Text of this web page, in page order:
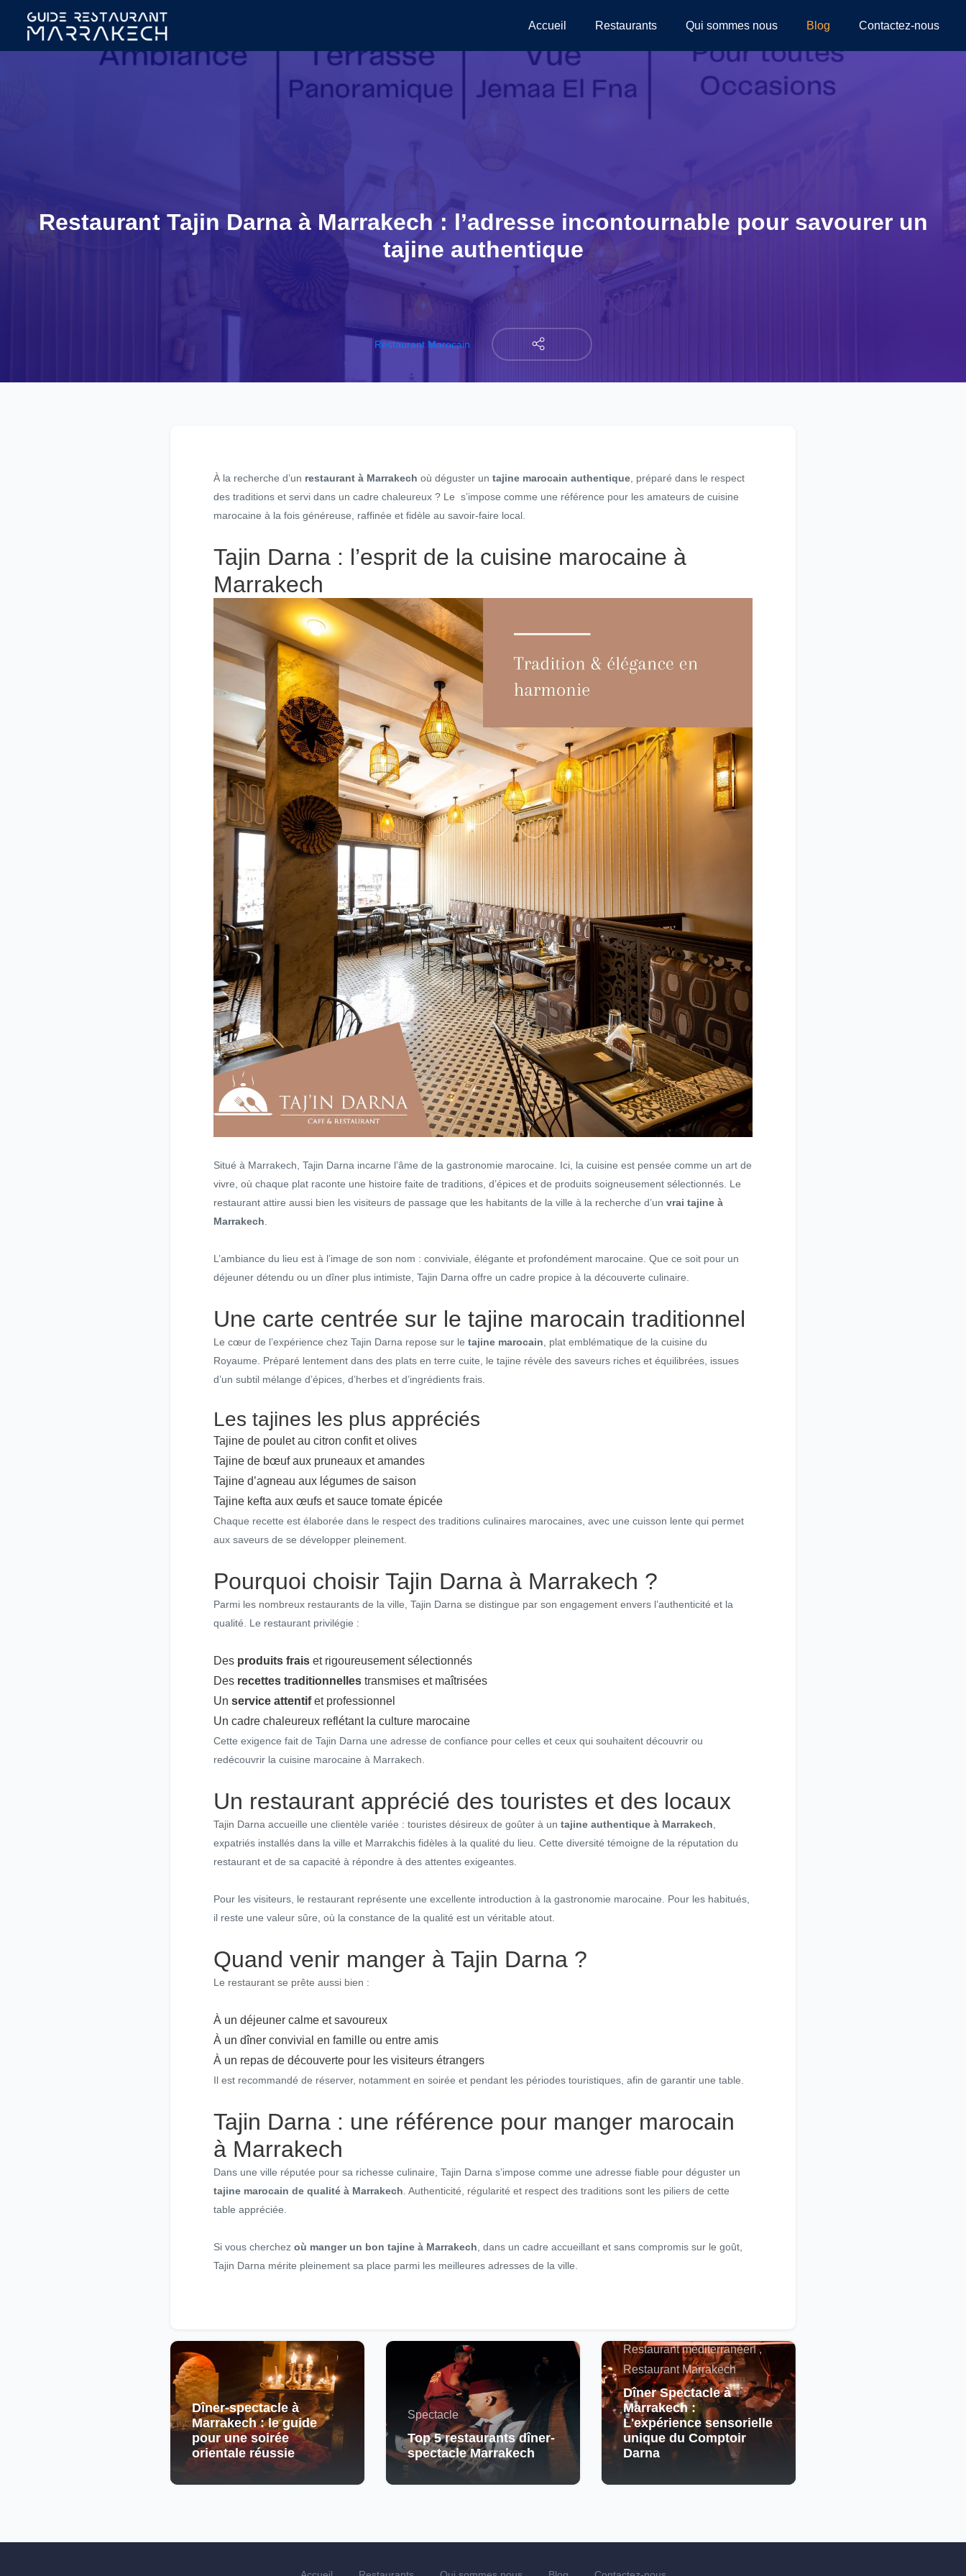
Accueil Restaurants Qui sommes nous Blog Contactez-nous
Restaurant Tajin Darna à Marrakech : l’adresse incontournable pour savourer un
tajine authentique
Restaurant Marocain
À la recherche d’un restaurant à Marrakech où déguster un tajine marocain authentique , préparé dans le respect
des traditions et servi dans un cadre chaleureux ? Le s’impose comme une référence pour les amateurs de cuisine
marocaine à la fois généreuse, raffinée et fidèle au savoir-faire local.
Tajin Darna : l’esprit de la cuisine marocaine à
Marrakech
Situé à Marrakech, Tajin Darna incarne l’âme de la gastronomie marocaine. Ici, la cuisine est pensée comme un art de
vivre, où chaque plat raconte une histoire faite de traditions, d’épices et de produits soigneusement sélectionnés. Le
restaurant attire aussi bien les visiteurs de passage que les habitants de la ville à la recherche d’un vrai tajine à
Marrakech
L’ambiance du lieu est à l’image de son nom : conviviale, élégante et profondément marocaine. Que ce soit pour un
déjeuner détendu ou un dîner plus intimiste, Tajin Darna offre un cadre propice à la découverte culinaire.
Une carte centrée sur le tajine marocain traditionnel
Le cœur de l’expérience chez Tajin Darna repose sur le tajine marocain , plat emblématique de la cuisine du
Royaume. Préparé lentement dans des plats en terre cuite, le tajine révèle des saveurs riches et équilibrées, issues
d’un subtil mélange d’épices, d’herbes et d’ingrédients frais.
Les tajines les plus appréciés
Tajine de poulet au citron confit et olives
Tajine de bœuf aux pruneaux et amandes
Tajine d’agneau aux légumes de saison
Tajine kefta aux œufs et sauce tomate épicée
Chaque recette est élaborée dans le respect des traditions culinaires marocaines, avec une cuisson lente qui permet
aux saveurs de se développer pleinement.
Pourquoi choisir Tajin Darna à Marrakech ?
Parmi les nombreux restaurants de la ville, Tajin Darna se distingue par son engagement envers l’authenticité et la
qualité. Le restaurant privilégie :
Des produits frais et rigoureusement sélectionnés
Des recettes traditionnelles transmises et maîtrisées
Un service attentifet professionnel
Un cadre chaleureux reflétant la culture marocaine
Cette exigence fait de Tajin Darna une adresse de confiance pour celles et ceux qui souhaitent découvrir ou
redécouvrir la cuisine marocaine à Marrakech.
Un restaurant apprécié des touristes et des locaux
Tajin Darna accueille une clientèle variée : touristes désireux de goûter à un tajine authentique à Marrakech
expatriés installés dans la ville et Marrakchis fidèles à la qualité du lieu. Cette diversité témoigne de la réputation du
restaurant et de sa capacité à répondre à des attentes exigeantes.
Pour les visiteurs, le restaurant représente une excellente introduction à la gastronomie marocaine. Pour les habitués,
il reste une valeur sûre, où la constance de la qualité est un véritable atout.
Quand venir manger à Tajin Darna ?
Le restaurant se prête aussi bien :
À un déjeuner calme et savoureux
À un dîner convivial en famille ou entre amis
À un repas de découverte pour les visiteurs étrangers
Il est recommandé de réserver, notamment en soirée et pendant les périodes touristiques, afin de garantir une table.
Tajin Darna : une référence pour manger marocain
à Marrakech
Dans une ville réputée pour sa richesse culinaire, Tajin Darna s’impose comme une adresse fiable pour déguster un
tajine marocain de qualité à Marrakech . Authenticité, régularité et respect des traditions sont les piliers de cette
table appréciée.
Si vous cherchez où manger un bon tajine à Marrakech , dans un cadre accueillant et sans compromis sur le goût,
Tajin Darna mérite pleinement sa place parmi les meilleures adresses de la ville.
Dîner-spectacle à
Marrakech : le guide
pour une soirée
orientale réussie
Spectacle
Top 5 restaurants dîner-
spectacle Marrakech
Restaurant méditerranéen ,
Restaurant Marrakech
Dîner Spectacle à
Marrakech :
L'expérience sensorielle
unique du Comptoir
Darna